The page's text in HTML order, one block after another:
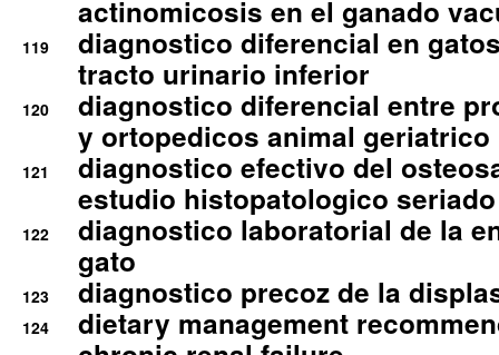
actinomicosis en el ganado
119
diagnostico diferencial en
tracto urinario inferior
120
diagnostico diferencial entre
y ortopedicos animal geriatrico
121
diagnostico efectivo del
estudio histopatologico seriado
122
diagnostico laboratorial de la
gato
123 diagnostico precoz de la
124
dietary management